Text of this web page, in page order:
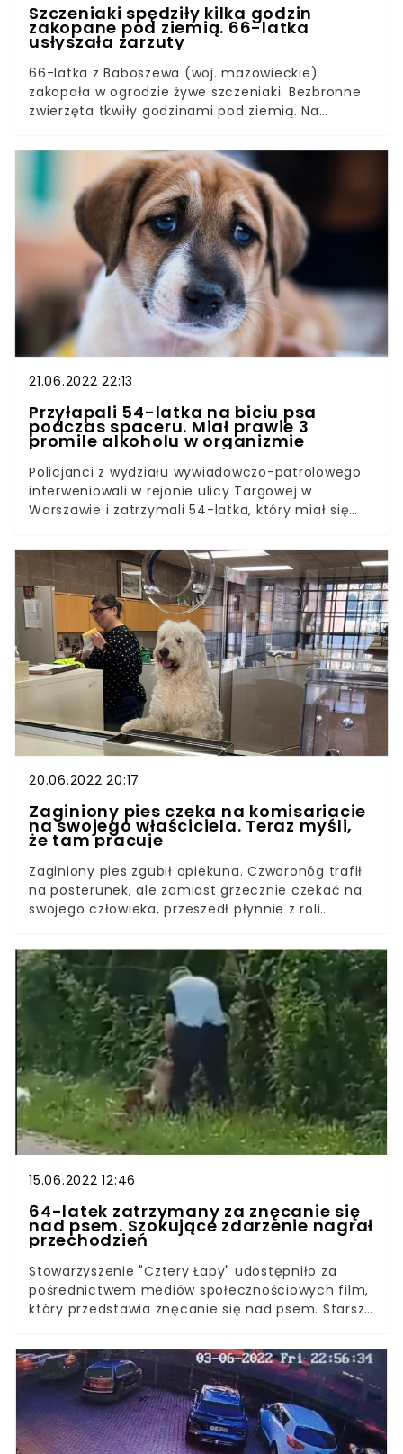
Szczeniaki spędziły kilka godzin
zakopane pod ziemią. 66-latka
usłyszała zarzuty
66-latka z Baboszewa (woj. mazowieckie)
zakopała w ogrodzie żywe szczeniaki. Bezbronne
zwierzęta tkwiły godzinami pod ziemią. Na
miejsce, zanim doszło do tragedii.5 lat
pozbawienia wolności grozi mieszkance
Baboszewa w powiecie płońskim, która zgotowała
piekło bezbronnym stworzeniom. Kobieta
postanowiła zakopać w ogrodzie cztery małe,
nowo narodzone pieski.
21.06.2022 22:13
Przyłapali 54-latka na biciu psa
podczas spaceru. Miał prawie 3
promile alkoholu w organizmie
Policjanci z wydziału wywiadowczo-patrolowego
interweniowali w rejonie ulicy Targowej w
Warszawie i zatrzymali 54-latka, który miał się
prawie 3 promile alkoholu w wydychanym
powietrzu.Policja wcale nie daje przyzwolenia na
bestialskie traktowanie i znęcanie się nad
zwierzętami, a przynajmniej tak wynika z
najnowszego komunikatu wystosowanego przez
północnopraskich funkcjonariuszy.
20.06.2022 20:17
Zaginiony pies czeka na komisariacie
na swojego właściciela. Teraz myśli,
że tam pracuje
Zaginiony pies zgubił opiekuna. Czworonóg trafił
na posterunek, ale zamiast grzecznie czekać na
swojego człowieka, przeszedł płynnie z roli
myśli, że tam pracuje.Funkcjonariusze policji w
miejscowości Chippewa Falls w stanie Wisconsin
przyjęli niespodziewanego gościa – kudłatego
psa, który zgubił swojego opiekuna. Wcześniej
został dostrzeżony przez przypadkowego
przechodnia, który powiadomił odpowiednie
służby.
15.06.2022 12:46
64-latek zatrzymany za znęcanie się
nad psem. Szokujące zdarzenie nagrał
przechodzień
Stowarzyszenie "Cztery Łapy" udostępniło za
pośrednictwem mediów społecznościowych film,
który przedstawia znęcanie się nad psem. Starszy
dłonią po głowie i brzuchu oraz podnosił za
obrożę. Policjanci niemal natychmiast wpadli na
trop sprawcy.Policjanci i prokuratorzy coraz
intensywniej walczą ze zjawiskiem przemocy
wobec zwierząt. Nie ma pobłażania dla sprawców
znęcania się nad słabszymi, o czym przekonał się